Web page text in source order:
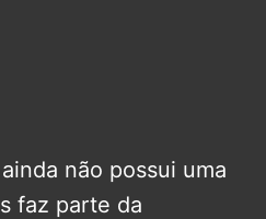
ainda não possui uma
faz parte da